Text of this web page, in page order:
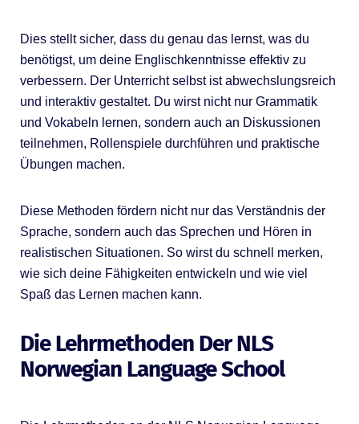
Dies stellt sicher, dass du genau das lernst, was du
benötigst, um deine Englischkenntnisse effektiv zu
verbessern. Der Unterricht selbst ist abwechslungsreich
und interaktiv gestaltet. Du wirst nicht nur Grammatik
und Vokabeln lernen, sondern auch an Diskussionen
teilnehmen, Rollenspiele durchführen und praktische
Übungen machen.
Diese Methoden fördern nicht nur das Verständnis der
Sprache, sondern auch das Sprechen und Hören in
realistischen Situationen. So wirst du schnell merken,
wie sich deine Fähigkeiten entwickeln und wie viel
Spaß das Lernen machen kann.
Die Lehrmethoden Der NLS
Norwegian Language School